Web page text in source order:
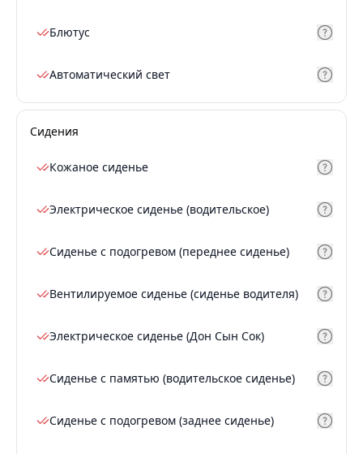
Блютус
Автоматический свет
Сидения
Кожаное сиденье
Электрическое сиденье (водительское)
Сиденье с подогревом (переднее сиденье)
Вентилируемое сиденье (сиденье водителя)
Электрическое сиденье (Дон Сын Сок)
Сиденье с памятью (водительское сиденье)
Сиденье с подогревом (заднее сиденье)